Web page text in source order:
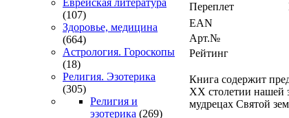
Еврейская литература
(107)
Здоровье, медицина
(664)
Астрология. Гороскопы
(18)
Религия. Эзотерика
(305)
Религия и
эзотерика (269)
Переплет
EAN
Арт.№
Рейтинг
Книга содержит
XX столетии нашей
мудрецах Святой